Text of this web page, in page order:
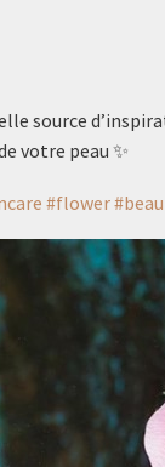
source
votre peau ✨
#flower